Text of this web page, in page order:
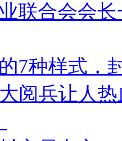
联合会会
7种样式，
阅兵让人